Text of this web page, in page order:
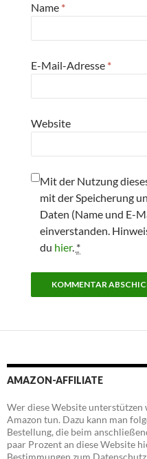
Name *
E-Mail-Adresse *
Website
Mit der Nutzung
mit der Speicherung
Daten (Name und E-
einverstanden.
du hier. *
AMAZON-AFFILIATE
Wer diese Website
Amazon tun. Dazu kann man
Bestellung, die beim
paar Prozent an diese Website